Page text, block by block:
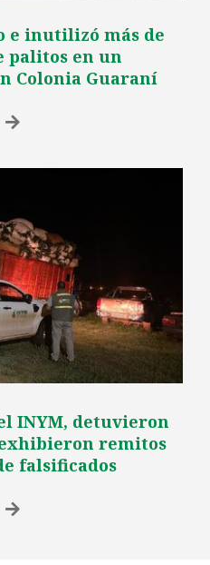
e inutilizó más de
palitos en un
Colonia Guaraní
INYM, detuvieron
remitos
falsificados